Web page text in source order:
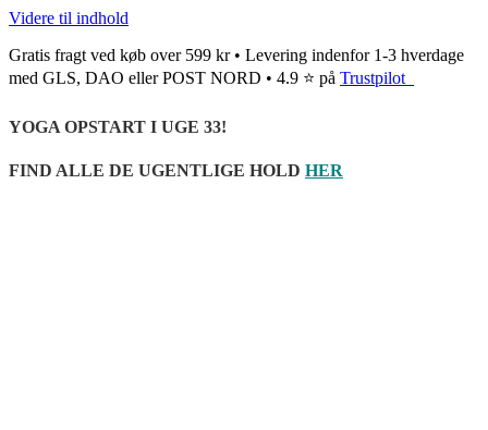
Videre til indhold
Gratis fragt ved køb over 599 kr • Levering indenfor 1-3 hverdage
med GLS, DAO eller POST NORD • 4.9 ⭐ på Trustpilot
YOGA OPSTART I UGE 33!
FIND ALLE DE UGENTLIGE HOLD HER